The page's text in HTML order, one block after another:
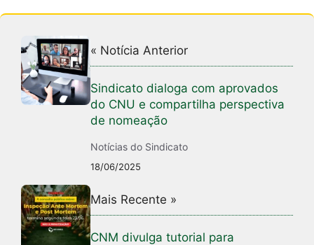
« Notícia Anterior
Sindicato dialoga com aprovados
do CNU e compartilha perspectiva
de nomeação
Notícias do Sindicato
18/06/2025
Mais Recente »
CNM divulga tutorial para